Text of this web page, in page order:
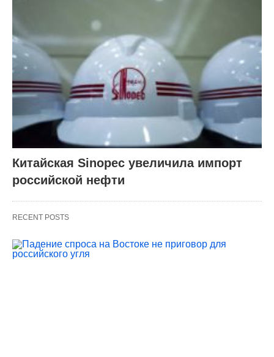
Китайская Sinopec увеличила импорт
российской нефти
RECENT POSTS